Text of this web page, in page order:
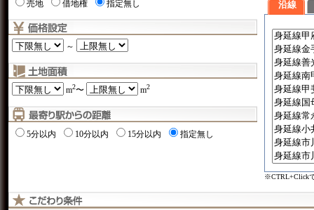
売地 借地権 指定無し
～
m2〜 m2
5分以内 10分以内 15分以内 指定無し
沿線
※CTRL+Click